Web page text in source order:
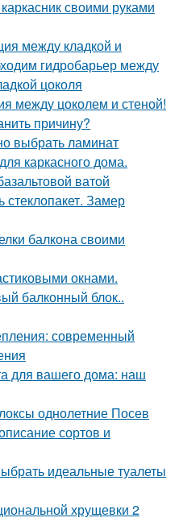
своими руками
между кладкой и
гидробарьер между
цоколя
между цоколем и стеной!
причину?
выбрать ламинат
каркасного дома.
ватой
стеклопакет. Замер
балкона своими
окнами.
балконный блок..
современный
для вашего дома: наш
однолетние Посев
сортов и
идеальные туалеты
хрущевки 2